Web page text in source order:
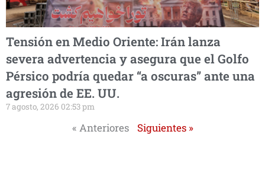
Tensión en Medio Oriente: Irán lanza
severa advertencia y asegura que el Golfo
Pérsico podría quedar “a oscuras” ante una
agresión de EE. UU.
7 agosto, 2026 02:53 pm
« Anteriores Siguientes »